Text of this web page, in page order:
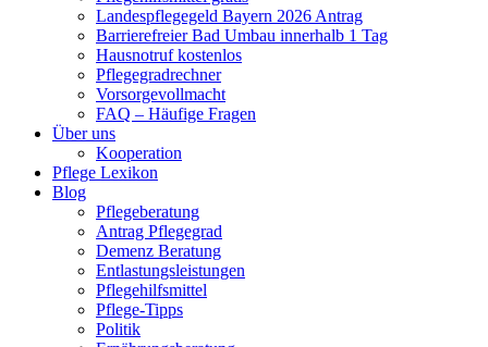
Landespflegegeld Bayern 2026 Antrag
Barrierefreier Bad Umbau innerhalb 1 Tag
Hausnotruf kostenlos
Pflegegradrechner
Vorsorgevollmacht
FAQ – Häufige Fragen
Über uns
Kooperation
Pflege Lexikon
Blog
Pflegeberatung
Antrag Pflegegrad
Demenz Beratung
Entlastungsleistungen
Pflegehilfsmittel
Pflege-Tipps
Politik